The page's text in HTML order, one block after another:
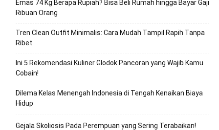
Emas 74 Kg Berapa Rupiah? Bisa Beli Rumah hingga Bayar Gaji
Ribuan Orang
Tren Clean Outfit Minimalis: Cara Mudah Tampil Rapih Tanpa
Ribet
Ini 5 Rekomendasi Kuliner Glodok Pancoran yang Wajib Kamu
Cobain!
Dilema Kelas Menengah Indonesia di Tengah Kenaikan Biaya
Hidup
Gejala Skoliosis Pada Perempuan yang Sering Terabaikan!